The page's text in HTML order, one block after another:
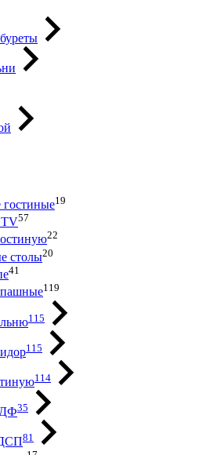
19
ТV57
22
столы20
41
119
115
115
114
35
81